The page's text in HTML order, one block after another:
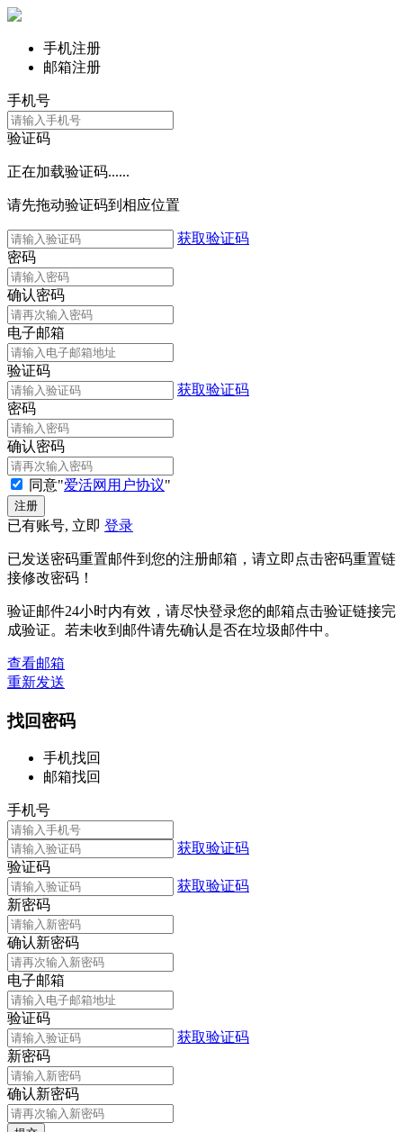
手机注册
邮箱注册
手机号
验证码
正在加载验证码......
请先拖动验证码到相应位置
获取验证码
密码
确认密码
电子邮箱
验证码
获取验证码
密码
确认密码
同意"爱活网用户协议"
已有账号, 立即 登录
已发送密码重置邮件到您的注册邮箱，请立即点击密码重置链
接修改密码！
验证邮件24小时内有效，请尽快登录您的邮箱点击验证链接完
成验证。若未收到邮件请先确认是否在垃圾邮件中。
查看邮箱
重新发送
找回密码
手机找回
邮箱找回
手机号
获取验证码
验证码
获取验证码
新密码
确认新密码
电子邮箱
验证码
获取验证码
新密码
确认新密码